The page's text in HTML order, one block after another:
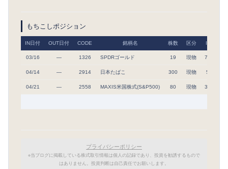
もちこしポジション
IN日付 OUT日付 CODE 銘柄名 株数 区分
03/16 ― 1326 SPDRゴールド 19 現物 71,278
04/14 ― 2914 日本たばこ 300 現物 5,870
04/21 ― 2558 MAXIS米国株式(S&P500) 80 現物 32,574
プライバシーポリシー
※当ブログに掲載している株式取引情報は個人の記録であり、投資を勧誘するもので
はありません。投資判断は自己責任でお願いします。